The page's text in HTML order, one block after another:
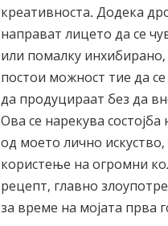
креативноста. Додека
направат лицето да се
или помалку
постои можност тие да
да продуцираат без да
Ова се нарекува состојба
од моето лично
користење на огромни
рецепт, главно
за време на мојата прва